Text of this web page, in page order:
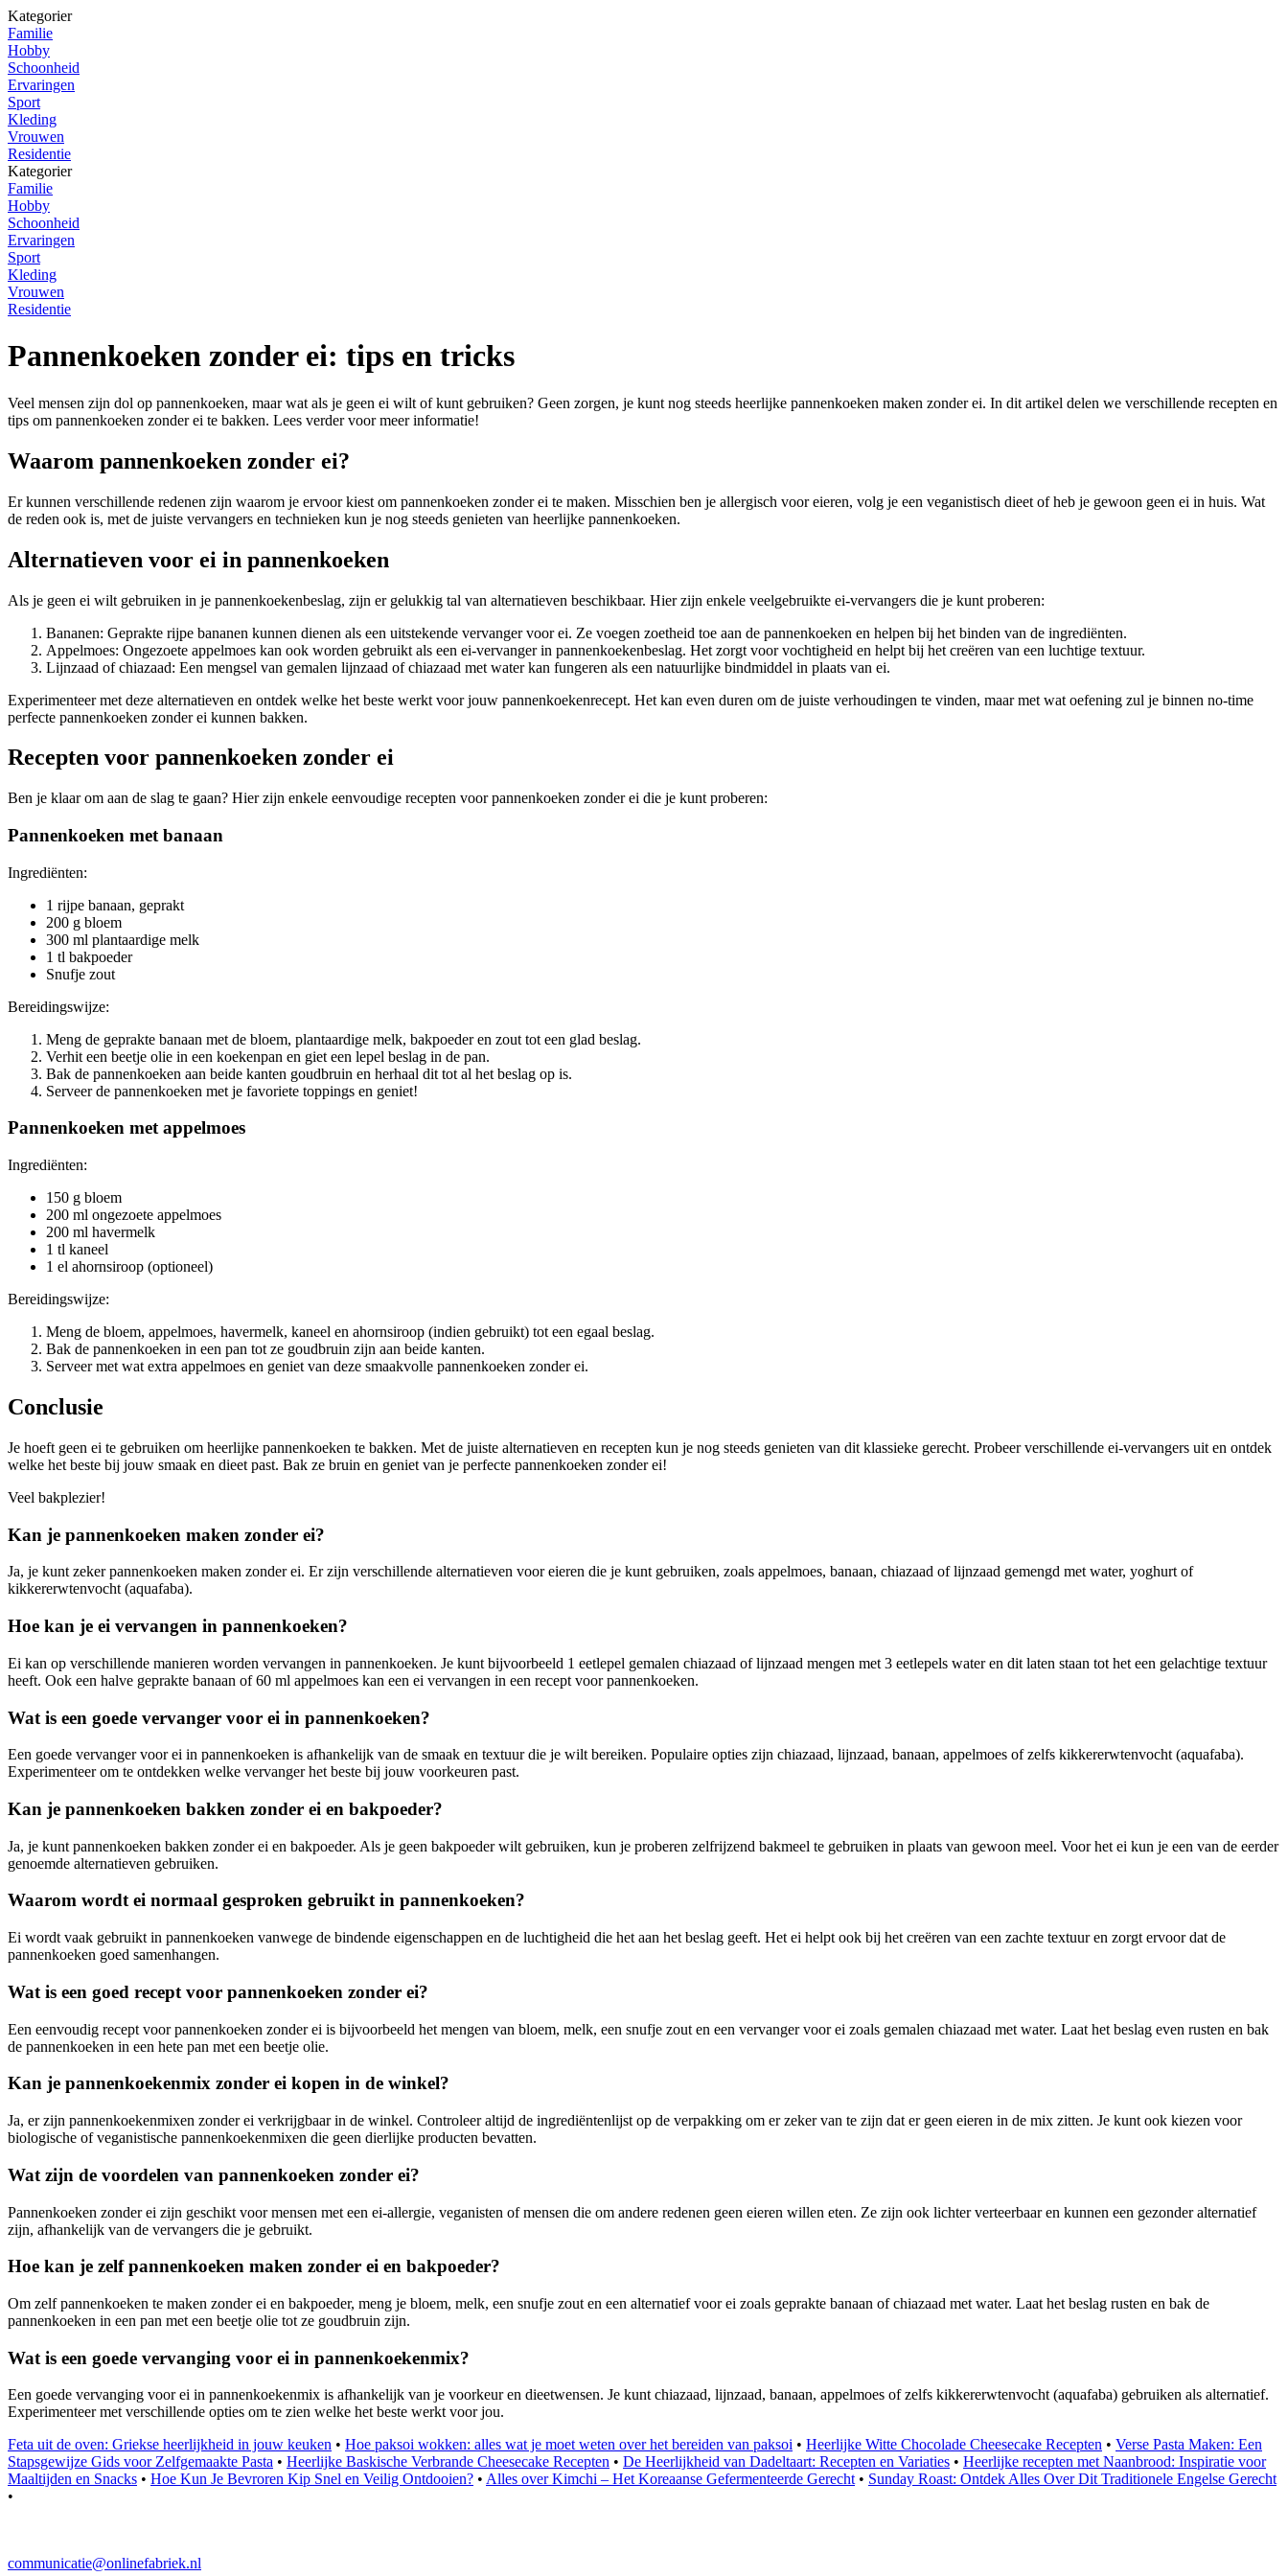
Kategorier
Familie
Hobby
Schoonheid
Ervaringen
Sport
Kleding
Vrouwen
Residentie
Kategorier
Familie
Hobby
Schoonheid
Ervaringen
Sport
Kleding
Vrouwen
Residentie
Pannenkoeken zonder ei: tips en tricks
Veel mensen zijn dol op pannenkoeken, maar wat als je geen ei wilt of kunt gebruiken? Geen zorgen, je kunt nog steeds heerlijke pannenkoeken maken zonder ei. In dit artikel delen we verschillende recepten en
tips om pannenkoeken zonder ei te bakken. Lees verder voor meer informatie!
Waarom pannenkoeken zonder ei?
Er kunnen verschillende redenen zijn waarom je ervoor kiest om pannenkoeken zonder ei te maken. Misschien ben je allergisch voor eieren, volg je een veganistisch dieet of heb je gewoon geen ei in huis. Wat
de reden ook is, met de juiste vervangers en technieken kun je nog steeds genieten van heerlijke pannenkoeken.
Alternatieven voor ei in pannenkoeken
Als je geen ei wilt gebruiken in je pannenkoekenbeslag, zijn er gelukkig tal van alternatieven beschikbaar. Hier zijn enkele veelgebruikte ei-vervangers die je kunt proberen:
Bananen: Geprakte rijpe bananen kunnen dienen als een uitstekende vervanger voor ei. Ze voegen zoetheid toe aan de pannenkoeken en helpen bij het binden van de ingrediënten.
Appelmoes: Ongezoete appelmoes kan ook worden gebruikt als een ei-vervanger in pannenkoekenbeslag. Het zorgt voor vochtigheid en helpt bij het creëren van een luchtige textuur.
Lijnzaad of chiazaad: Een mengsel van gemalen lijnzaad of chiazaad met water kan fungeren als een natuurlijke bindmiddel in plaats van ei.
Experimenteer met deze alternatieven en ontdek welke het beste werkt voor jouw pannenkoekenrecept. Het kan even duren om de juiste verhoudingen te vinden, maar met wat oefening zul je binnen no-time
perfecte pannenkoeken zonder ei kunnen bakken.
Recepten voor pannenkoeken zonder ei
Ben je klaar om aan de slag te gaan? Hier zijn enkele eenvoudige recepten voor pannenkoeken zonder ei die je kunt proberen:
Pannenkoeken met banaan
Ingrediënten:
1 rijpe banaan, geprakt
200 g bloem
300 ml plantaardige melk
1 tl bakpoeder
Snufje zout
Bereidingswijze:
Meng de geprakte banaan met de bloem, plantaardige melk, bakpoeder en zout tot een glad beslag.
Verhit een beetje olie in een koekenpan en giet een lepel beslag in de pan.
Bak de pannenkoeken aan beide kanten goudbruin en herhaal dit tot al het beslag op is.
Serveer de pannenkoeken met je favoriete toppings en geniet!
Pannenkoeken met appelmoes
Ingrediënten:
150 g bloem
200 ml ongezoete appelmoes
200 ml havermelk
1 tl kaneel
1 el ahornsiroop (optioneel)
Bereidingswijze:
Meng de bloem, appelmoes, havermelk, kaneel en ahornsiroop (indien gebruikt) tot een egaal beslag.
Bak de pannenkoeken in een pan tot ze goudbruin zijn aan beide kanten.
Serveer met wat extra appelmoes en geniet van deze smaakvolle pannenkoeken zonder ei.
Conclusie
Je hoeft geen ei te gebruiken om heerlijke pannenkoeken te bakken. Met de juiste alternatieven en recepten kun je nog steeds genieten van dit klassieke gerecht. Probeer verschillende ei-vervangers uit en ontdek
welke het beste bij jouw smaak en dieet past. Bak ze bruin en geniet van je perfecte pannenkoeken zonder ei!
Veel bakplezier!
Kan je pannenkoeken maken zonder ei?
Ja, je kunt zeker pannenkoeken maken zonder ei. Er zijn verschillende alternatieven voor eieren die je kunt gebruiken, zoals appelmoes, banaan, chiazaad of lijnzaad gemengd met water, yoghurt of
kikkererwtenvocht (aquafaba).
Hoe kan je ei vervangen in pannenkoeken?
Ei kan op verschillende manieren worden vervangen in pannenkoeken. Je kunt bijvoorbeeld 1 eetlepel gemalen chiazaad of lijnzaad mengen met 3 eetlepels water en dit laten staan tot het een gelachtige textuur
heeft. Ook een halve geprakte banaan of 60 ml appelmoes kan een ei vervangen in een recept voor pannenkoeken.
Wat is een goede vervanger voor ei in pannenkoeken?
Een goede vervanger voor ei in pannenkoeken is afhankelijk van de smaak en textuur die je wilt bereiken. Populaire opties zijn chiazaad, lijnzaad, banaan, appelmoes of zelfs kikkererwtenvocht (aquafaba).
Experimenteer om te ontdekken welke vervanger het beste bij jouw voorkeuren past.
Kan je pannenkoeken bakken zonder ei en bakpoeder?
Ja, je kunt pannenkoeken bakken zonder ei en bakpoeder. Als je geen bakpoeder wilt gebruiken, kun je proberen zelfrijzend bakmeel te gebruiken in plaats van gewoon meel. Voor het ei kun je een van de eerder
genoemde alternatieven gebruiken.
Waarom wordt ei normaal gesproken gebruikt in pannenkoeken?
Ei wordt vaak gebruikt in pannenkoeken vanwege de bindende eigenschappen en de luchtigheid die het aan het beslag geeft. Het ei helpt ook bij het creëren van een zachte textuur en zorgt ervoor dat de
pannenkoeken goed samenhangen.
Wat is een goed recept voor pannenkoeken zonder ei?
Een eenvoudig recept voor pannenkoeken zonder ei is bijvoorbeeld het mengen van bloem, melk, een snufje zout en een vervanger voor ei zoals gemalen chiazaad met water. Laat het beslag even rusten en bak
de pannenkoeken in een hete pan met een beetje olie.
Kan je pannenkoekenmix zonder ei kopen in de winkel?
Ja, er zijn pannenkoekenmixen zonder ei verkrijgbaar in de winkel. Controleer altijd de ingrediëntenlijst op de verpakking om er zeker van te zijn dat er geen eieren in de mix zitten. Je kunt ook kiezen voor
biologische of veganistische pannenkoekenmixen die geen dierlijke producten bevatten.
Wat zijn de voordelen van pannenkoeken zonder ei?
Pannenkoeken zonder ei zijn geschikt voor mensen met een ei-allergie, veganisten of mensen die om andere redenen geen eieren willen eten. Ze zijn ook lichter verteerbaar en kunnen een gezonder alternatief
zijn, afhankelijk van de vervangers die je gebruikt.
Hoe kan je zelf pannenkoeken maken zonder ei en bakpoeder?
Om zelf pannenkoeken te maken zonder ei en bakpoeder, meng je bloem, melk, een snufje zout en een alternatief voor ei zoals geprakte banaan of chiazaad met water. Laat het beslag rusten en bak de
pannenkoeken in een pan met een beetje olie tot ze goudbruin zijn.
Wat is een goede vervanging voor ei in pannenkoekenmix?
Een goede vervanging voor ei in pannenkoekenmix is afhankelijk van je voorkeur en dieetwensen. Je kunt chiazaad, lijnzaad, banaan, appelmoes of zelfs kikkererwtenvocht (aquafaba) gebruiken als alternatief.
Experimenteer met verschillende opties om te zien welke het beste werkt voor jou.
Feta uit de oven: Griekse heerlijkheid in jouw keuken • Hoe paksoi wokken: alles wat je moet weten over het bereiden van paksoi • Heerlijke Witte Chocolade Cheesecake Recepten • Verse Pasta Maken: Een
Stapsgewijze Gids voor Zelfgemaakte Pasta • Heerlijke Baskische Verbrande Cheesecake Recepten • De Heerlijkheid van Dadeltaart: Recepten en Variaties • Heerlijke recepten met Naanbrood: Inspiratie voor
Maaltijden en Snacks • Hoe Kun Je Bevroren Kip Snel en Veilig Ontdooien? • Alles over Kimchi – Het Koreaanse Gefermenteerde Gerecht • Sunday Roast: Ontdek Alles Over Dit Traditionele Engelse Gerecht
•
communicatie@onlinefabriek.nl